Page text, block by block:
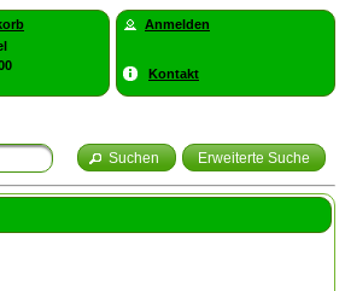
Anmelden
Kontakt
Suchen Erweiterte Suche